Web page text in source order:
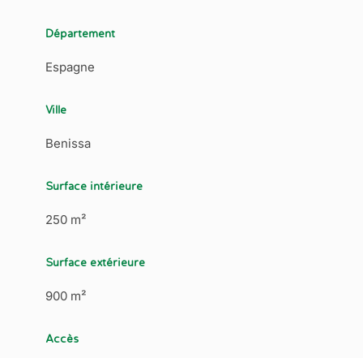
Département
Espagne
Ville
Benissa
Surface intérieure
250 m²
Surface extérieure
900 m²
Accès